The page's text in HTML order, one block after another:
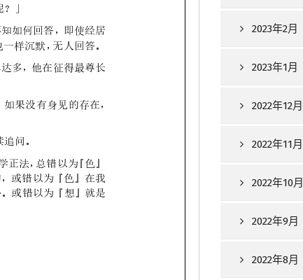
2023年2月
2023年1月
2022年12月
2022年11月
2022年10月
2022年9月
2022年8月